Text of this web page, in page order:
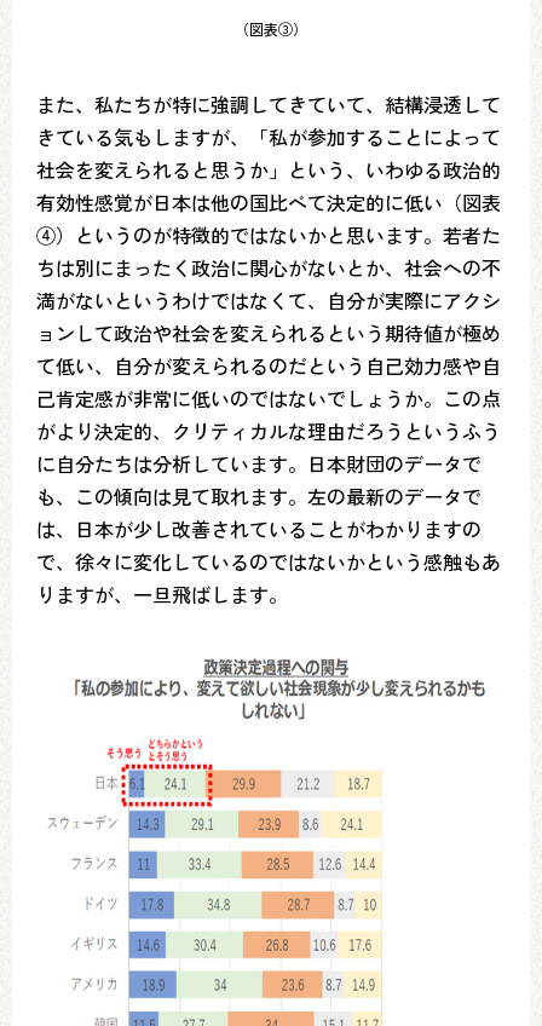
（図表③）
また、私たちが特に強調してきていて、結構浸透して
きている気もしますが、「私が参加することによって
社会を変えられると思うか」という、いわゆる政治的
有効性感覚が日本は他の国比べて決定的に低い（図表
④）というのが特徴的ではないかと思います。若者た
ちは別にまったく政治に関心がないとか、社会への不
満がないというわけではなくて、自分が実際にアクシ
ョンして政治や社会を変えられるという期待値が極め
て低い、自分が変えられるのだという自己効力感や自
己肯定感が非常に低いのではないでしょうか。この点
がより決定的、クリティカルな理由だろうというふう
に自分たちは分析しています。日本財団のデータで
も、この傾向は見て取れます。左の最新のデータで
は、日本が少し改善されていることがわかりますの
で、徐々に変化しているのではないかという感触もあ
りますが、一旦飛ばします。